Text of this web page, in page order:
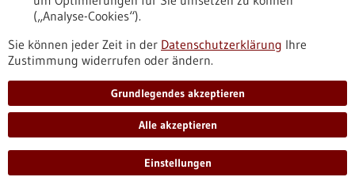
Gezielte genetische Manipulation der
Signaltransduktionswege in CAR-T-Zellen
erhöht Antitumor-Wirksamkeit
Die vielversprechende chimäre Antigenrezeptor (CAR)-T-
fortgeschrittenen malignen Erkrankungen des blutbildenden
Systems zum Einsatz. Forschende des Tübinger
(„Analyse-Cookies“).
Sie können jeder Zeit in der Datenschutzerklärung Ihre
Zustimmung widerrufen oder ändern.
Grundlegendes akzeptieren
Alle akzeptieren
Einstellungen